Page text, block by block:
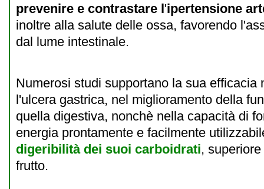
prevenire e contrastare l'ipertensione
inoltre alla salute delle ossa, favorendo
dal lume intestinale.
Numerosi studi supportano la sua efficacia
l'ulcera gastrica, nel miglioramento della
quella digestiva, nonchè nella capacità di
energia prontamente e facilmente
digeribilità dei suoi carboidrati,
frutto.